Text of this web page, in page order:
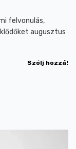
felvonulás,
augusztus
Szólj hozzá!